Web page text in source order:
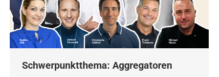
Schwerpunktthema: Aggregatoren